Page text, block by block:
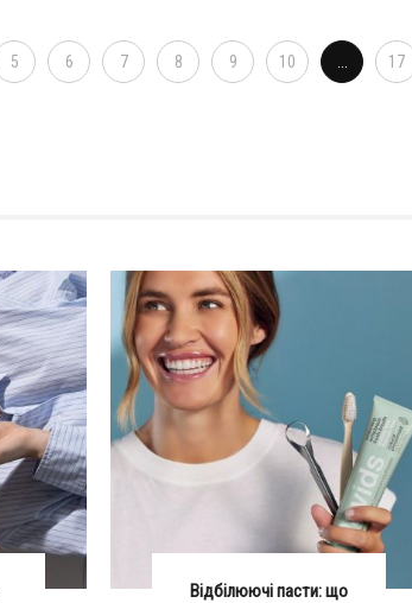
5 6 7 8 9 10 ... 17
Відбілюючі пасти: що